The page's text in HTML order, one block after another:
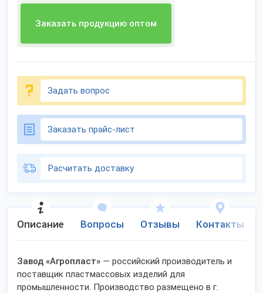
Заказать продукцию оптом
Задать вопрос
Заказать прайс-лист
Расчитать доставку
Описание Вопросы Отзывы Контакты
Завод «Агропласт» — российский производитель и
поставщик пластмассовых изделий для
промышленности. Производство размещено в г.